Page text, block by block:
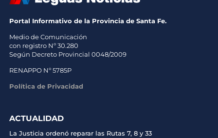
Portal Informativo de la Provincia de Santa Fe.
Medio de Comunicación
con registro Nº 30.280
Según Decreto Provincial 0048/2009
RENAPPO Nº 5785P
Política de Privacidad
ACTUALIDAD
La Justicia ordenó reparar las Rutas 7, 8 y 33